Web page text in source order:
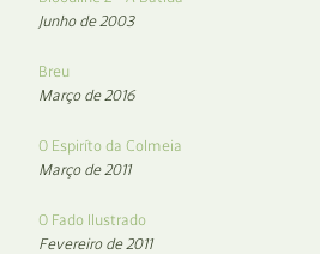
Junho de 2003
Breu
Março de 2016
O Espiríto da Colmeia
Março de 2011
O Fado Ilustrado
Fevereiro de 2011